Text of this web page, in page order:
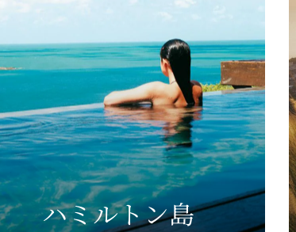
ハミルトン島